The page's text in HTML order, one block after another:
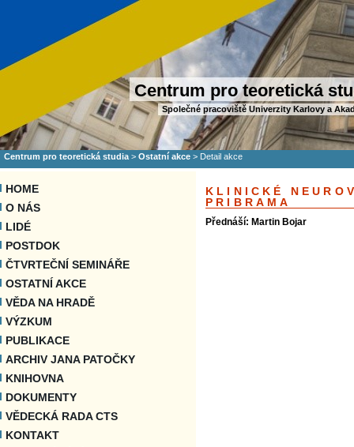
Centrum pro teoretická
Společné pracoviště Univerzity Karlovy a
Centrum pro teoretická studia > Ostatní akce > Detail akce
HOME
O NÁS
LIDÉ
POSTDOK
ČTVRTEČNÍ SEMINÁŘE
OSTATNÍ AKCE
VĚDA NA HRADĚ
VÝZKUM
PUBLIKACE
ARCHIV JANA PATOČKY
KNIHOVNA
DOKUMENTY
VĚDECKÁ RADA CTS
KONTAKT
KLINICKÉ
PRIBRAMA
Přednáší: Martin Bojar